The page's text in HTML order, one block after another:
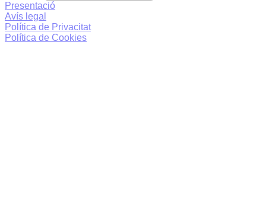
Presentació
Avís legal
Política de Privacitat
Política de Cookies